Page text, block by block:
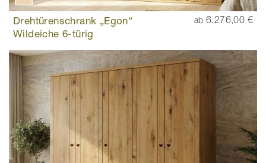
Drehtürenschrank „Egon“
Wildeiche 6-türig
ab 6.276,00 €